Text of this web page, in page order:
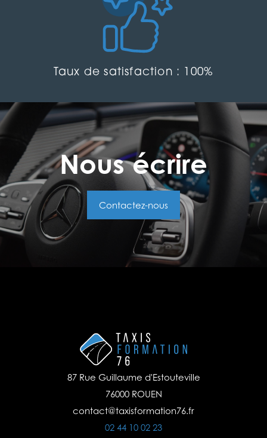
Taux de satisfaction : 100%
Nous écrire
Contactez-nous
87 Rue Guillaume d'Estouteville
76000 ROUEN
contact@taxisformation76.fr
02 44 10 02 23